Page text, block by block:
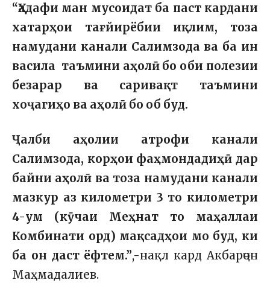
“Ҳадафи ман мусоидат ба паст кардани
хатарҳои тағйирёбии иқлим, тоза
намудани канали Салимзода ва ба ин
васила таъмини аҳолӣ бо оби полезии
безарар ва саривақт таъмини
хоҷагиҳо ва аҳолӣ бо об буд.
Ҷалби аҳолии атрофи канали
Салимзода, корҳои фаҳмондадиҳӣ дар
байни аҳолӣ ва тоза намудани канали
мазкур аз километри 3 то километри
4-ум (кӯчаи Меҳнат то маҳаллаи
Комбинати орд) мақсадҳои мо буд, ки
ба он даст ёфтем.”,-нақл кард Акбарҷон
Маҳмадалиев.